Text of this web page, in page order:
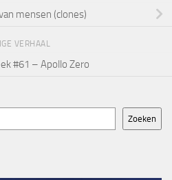
mensen (clones)
VERHAAL
#61 – Apollo Zero
Zoeken